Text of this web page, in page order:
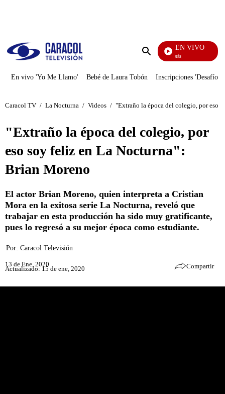
Enviar
EN VIVO
También Caerás
En vivo 'Yo Me Llamo' Bebé de Laura Tobón Inscripciones 'Desafío'
Caracol TV / La Nocturna / Videos / "Extraño la época del colegio, por eso
"Extraño la época del colegio, por
eso soy feliz en La Nocturna":
Brian Moreno
El actor Brian Moreno, quien interpreta a Cristian
Mora en la exitosa serie La Nocturna, reveló que
trabajar en esta producción ha sido muy gratificante,
pues lo regresó a su mejor época como estudiante.
Por: Caracol Televisión
13 de Ene, 2020
Actualizado: 15 de ene, 2020 Compartir